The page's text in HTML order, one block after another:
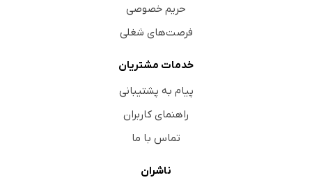
حریم خصوصی
فرصت‌های شغلی
خدمات مشتریان
پیام به پشتیبانی
راهنمای کاربران
تماس با ما
ناشران